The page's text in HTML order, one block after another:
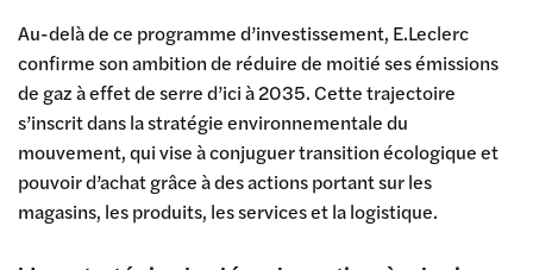
Au-delà de ce programme d’investissement, E.Leclerc
confirme son ambition de réduire de moitié ses émissions
de gaz à effet de serre d’ici à 2035. Cette trajectoire
s’inscrit dans la stratégie environnementale du
mouvement, qui vise à conjuguer transition écologique et
pouvoir d’achat grâce à des actions portant sur les
magasins, les produits, les services et la logistique.